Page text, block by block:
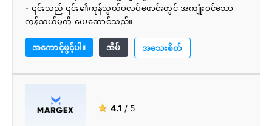
- ၎င်းသည် ၎င်း၏ကုန်သွယ်ပလပ်ဖောင်းတွင် အကျုံးဝင်သော
ကုန်သွယ်မှုကို ပေးဆောင်သည်။
- ငွေသွင်းခြင်းနှင့် ထုတ်ယူခြင်း လွယ်ကူခြင်း။
- Kyc သို့မဟုတ် AML လုပ်ထုံးလုပ်နည်းများကို ရနိုင်သည်။
- BKEX သည် အလွန်ကောင်းမွန်သော သဘောတူညီချက်ကို
- ပုံမှန်ငွေထုတ်ကြေး။
- နိမ့်သောကုန်သွယ်မှုအခကြေးငွေ။
အကောင့်ဖွင့်ပါ။ အိမ် အသေးစိတ်
★ 4.1 / 5